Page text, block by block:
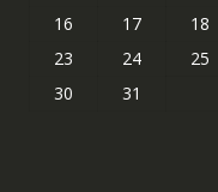
16
17 18
23
24 25
30
31